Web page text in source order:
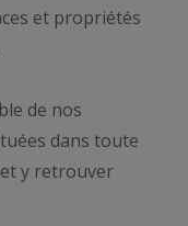
et propriétés
de nos
dans toute
y retrouver